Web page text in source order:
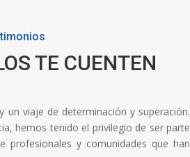
TE CUENTEN
viaje de determinación y superación.
hemos tenido el privilegio de ser parte
profesionales y comunidades que han